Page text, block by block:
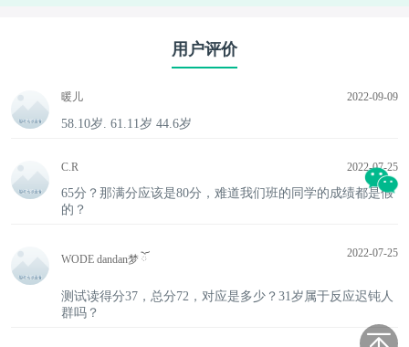
用户评价
暖儿 2022-09-09
58.10岁. 61.11岁 44.6岁
C.R 2022-07-25
65分？那满分应该是80分，难道我们班的同学的成绩都是假
的？
WODE dandan梦 ོ 2022-07-25
测试读得分37，总分72，对应是多少？31岁属于反应迟钝人
群吗？